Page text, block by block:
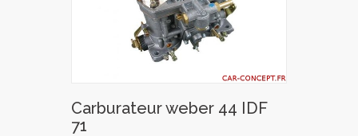
Carburateur weber 44 IDF
71